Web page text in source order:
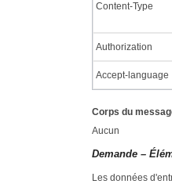
Content-Type
Authorization
Accept-language
Corps du
Aucun
Demande –
Les données